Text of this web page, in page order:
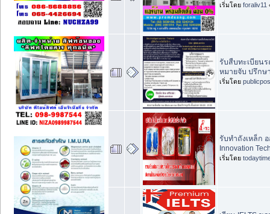
เริ่มโดย foraliv11
รับสืบทะเบียน
หมายจับ ปรึกษ
เริ่มโดย
รับทำถังเหล็ก
Innovation
เริ่มโดย